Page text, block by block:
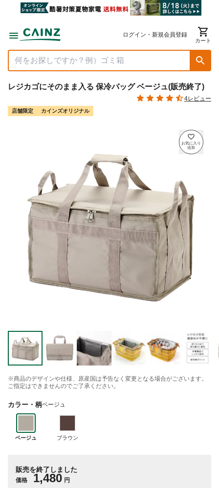
ログイン・新規会員登録
カート
レジカゴにそのまま入る 保冷バッグ ベージュ(販売終了)
4レビュー
店舗限定 カインズオリジナル
※商品のデザインや仕様、原産国は予告なく変更となる場合がございます。
ご指定はできませんのでご了承ください。
カラー・柄ベージュ
ベージュ ブラウン
販売を終了しました
価格 1,480 円